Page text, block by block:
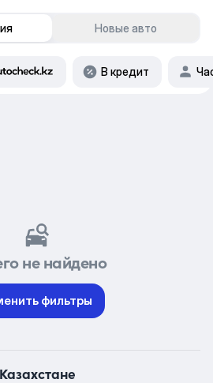
Новые авто
В кредит
не найдено
фильтры